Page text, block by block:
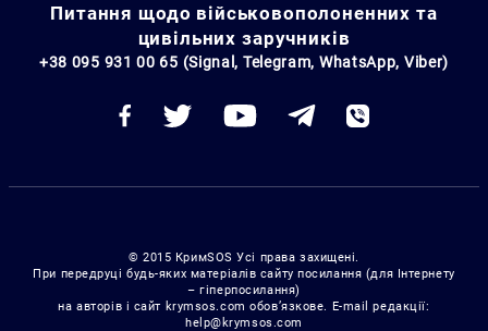
Питання щодо військовополоненних та
цивільних заручників
+38 095 931 00 65 (Signal, Telegram, WhatsApp, Viber)
© 2015 КримSOS Усі права захищені.
При передруці будь-яких матеріалів сайту посилання (для Інтернету
– гіперпосилання)
на авторів і сайт krymsos.com обов’язкове. E-mail редакції:
help@krymsos.com